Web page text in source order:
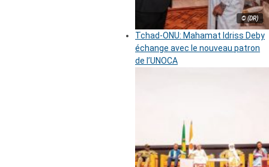
© (DR)
Tchad-ONU: Mahamat Idriss Deby
échange avec le nouveau patron
de l’UNOCA